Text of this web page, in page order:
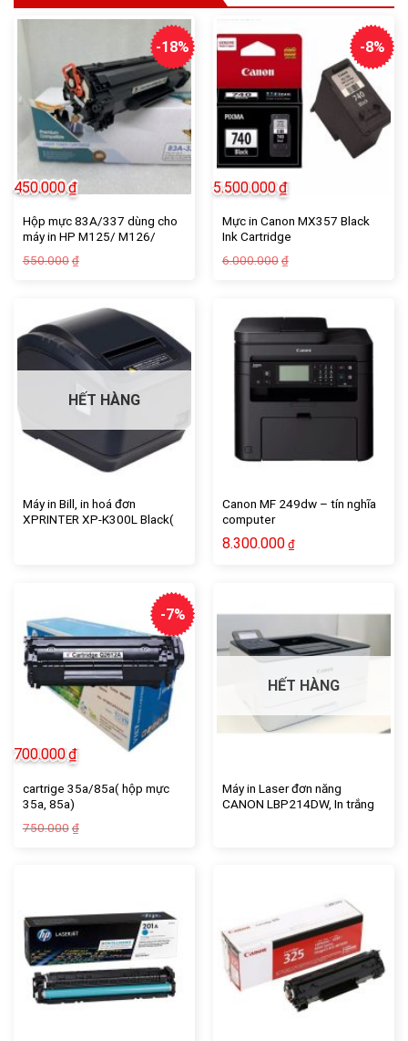
-18%
Hộp mực 83A/337 dùng cho
máy in HP M125/ M126/
M127F/ 201/ 225/MF211
550.000 ₫
450.000₫
450.000₫.
-8%
Mực in Canon MX357 Black
Ink Cartridge
6.000.000 ₫
5.500.000₫
HẾT HÀNG
Máy in Bill, in hoá đơn
XPRINTER XP-K300L Black(
Canon MF 249dw – tín nghĩa
computer
8.300.000 ₫
-7%
cartrige 35a/85a( hộp mực
35a, 85a)
750.000 ₫
700.000₫
HẾT HÀNG
Máy in Laser đơn năng
CANON LBP214DW, In trắng